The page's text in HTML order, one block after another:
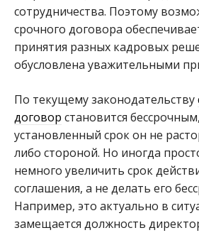
сотрудничества. Поэтому
срочного договора
принятия разных кадровых
обусловлена уважительными
По текущему законодательству
договор становится
установленный срок он не
либо стороной. Но иногда
немного увеличить срок
соглашения, а не делать его
Например, это актуально в
замещается должность